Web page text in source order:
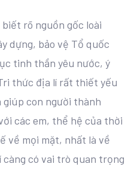
rõ nguồn gốc loài
dựng, bảo vệ Tổ quốc
tinh thần yêu nước, ý
thức địa lí rất thiết yếu
giúp con người thành
các em, thể hệ của thời
về mọi mặt, nhất là về
có vai trò quan trọng